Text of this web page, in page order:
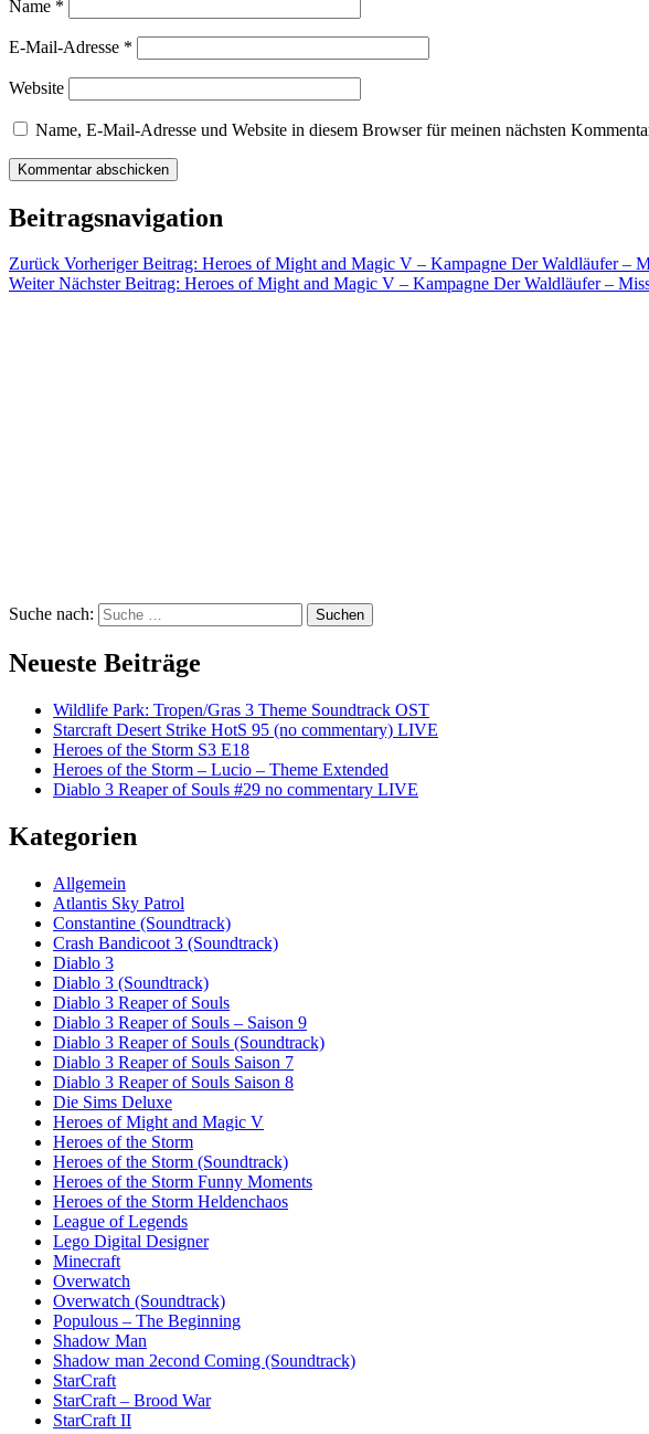
Name *
E-Mail-Adresse *
Website
Name, E-Mail-Adresse und Website in diesem Browser für meinen nächsten
Beitragsnavigation
Zurück Vorheriger Beitrag: Heroes of Might and Magic V – Kampagne Der Waldläufer –
Weiter Nächster Beitrag: Heroes of Might and Magic V – Kampagne Der Waldläufer –
Suche nach: Suchen
Neueste Beiträge
Wildlife Park: Tropen/Gras 3 Theme Soundtrack OST
Starcraft Desert Strike HotS 95 (no commentary) LIVE
Heroes of the Storm S3 E18
Heroes of the Storm – Lucio – Theme Extended
Diablo 3 Reaper of Souls #29 no commentary LIVE
Kategorien
Allgemein
Atlantis Sky Patrol
Constantine (Soundtrack)
Crash Bandicoot 3 (Soundtrack)
Diablo 3
Diablo 3 (Soundtrack)
Diablo 3 Reaper of Souls
Diablo 3 Reaper of Souls – Saison 9
Diablo 3 Reaper of Souls (Soundtrack)
Diablo 3 Reaper of Souls Saison 7
Diablo 3 Reaper of Souls Saison 8
Die Sims Deluxe
Heroes of Might and Magic V
Heroes of the Storm
Heroes of the Storm (Soundtrack)
Heroes of the Storm Funny Moments
Heroes of the Storm Heldenchaos
League of Legends
Lego Digital Designer
Minecraft
Overwatch
Overwatch (Soundtrack)
Populous – The Beginning
Shadow Man
Shadow man 2econd Coming (Soundtrack)
StarCraft
StarCraft – Brood War
StarCraft II